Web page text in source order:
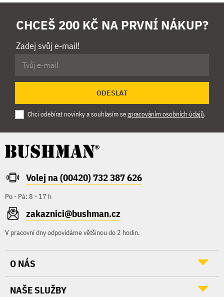
CHCEŠ 200 KČ NA PRVNÍ NÁKUP?
Zadej svůj e-mail!
ODESLAT
Chci odebírat novinky a souhlasím sezpracováním osobních údajů.
Volej na (00420) 732 387 626
Po - Pá: 8 - 17 h
zakaznici@bushman.cz
V pracovní dny odpovídáme většinou do 2 hodin.
O NÁS
NAŠE SLUŽBY